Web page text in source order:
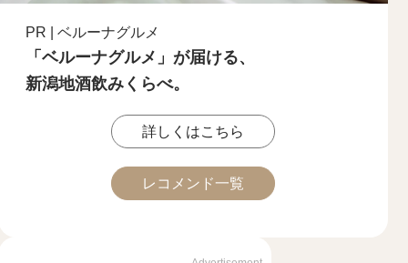
PR | ベルーナグルメ
「ベルーナグルメ」が届ける、
新潟地酒飲みくらべ。
詳しくはこちら
レコメンド一覧